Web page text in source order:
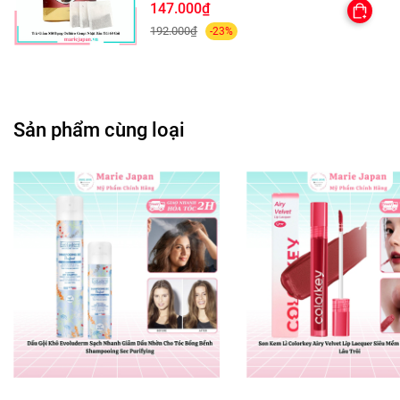
Pro-vitamin-B5 giúp làm sạch da, loại bỏ bã
nhờn.
giúp da ẩm và mềm mịn.
Vitamin B giúp phân giải dầu thừa, giảm mụn
và thu nhỏ lỗ chân lông.
Bên cạnh đó, sữa rửa mặt Simple nổi tiếng với
sự lành tính vì sản phẩm không chứa phẩm
màu nhân tạo, không cồn, không xà phòng,
không paraben hay các thành phần gây kích
147.000₫
192.000₫ -23%
Sản phẩm cùng loại